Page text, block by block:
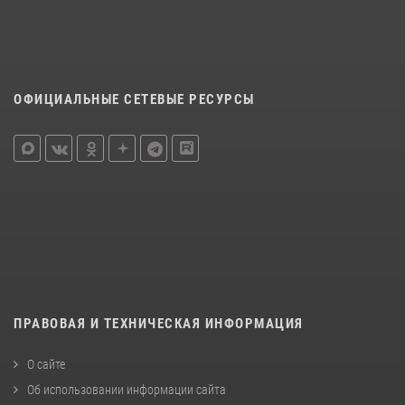
ОФИЦИАЛЬНЫЕ СЕТЕВЫЕ РЕСУРСЫ
ПРАВОВАЯ И ТЕХНИЧЕСКАЯ ИНФОРМАЦИЯ
О сайте
Об использовании информации сайта